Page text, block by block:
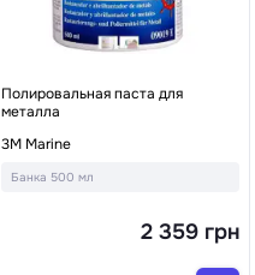
Полировальная паста для
металла
3M Marine
Банка 500 мл
2 359 грн